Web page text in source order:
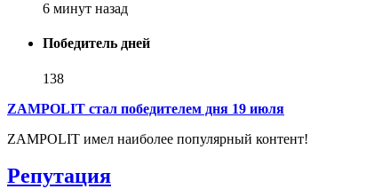
6 минут назад
Победитель дней
138
ZAMPOLIT стал победителем дня 19 июля
ZAMPOLIT имел наиболее популярный контент!
Репутация